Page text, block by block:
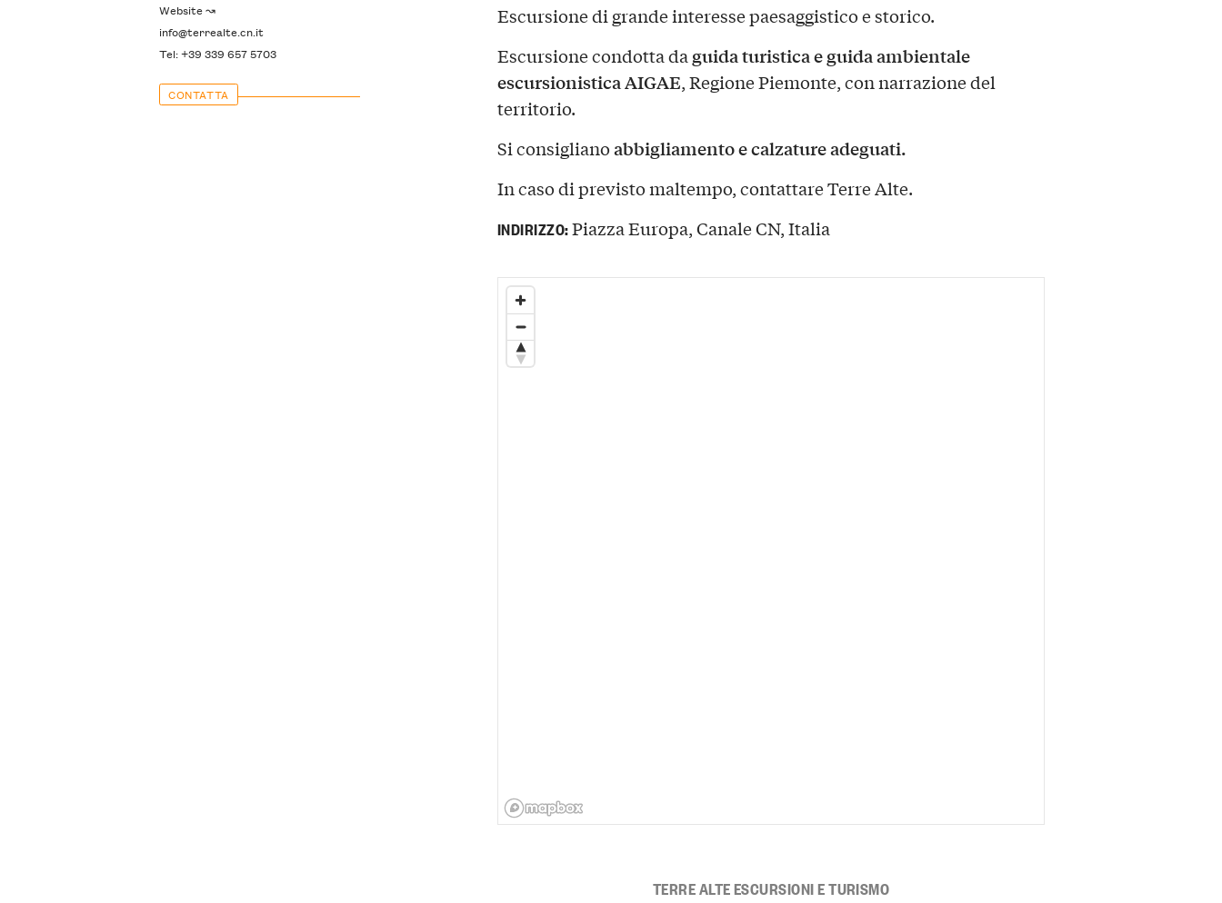
Escursione di grande interesse paesaggistico e storico.
Escursione condotta da guida turistica e guida ambientale
escursionistica AIGAE, Regione Piemonte, con narrazione del
territorio.
Si consiglianoabbigliamento e calzature adeguati.
In caso di previsto maltempo, contattare Terre Alte.
Website ↝
info@terrealte.cn.it
Tel: +39 339 657 5703
CONTATTA
INDIRIZZO:Piazza Europa, Canale CN, Italia
TERRE ALTE ESCURSIONI E TURISMO